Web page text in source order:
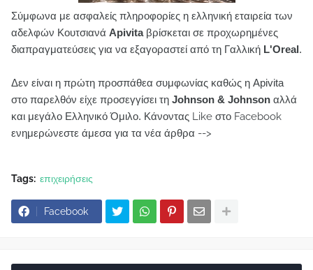
Σύμφωνα με ασφαλείς πληροφορίες η ελληνική εταιρεία των
αδελφών Κουτσιανά Apivitaβρίσκεται σε προχωρημένες
διαπραγματεύσεις για να εξαγοραστεί από τη Γαλλική L'Oreal.
Δεν είναι η πρώτη προσπάθεα συμφωνίας καθώς η Apivita
στο παρελθόν είχε προσεγγίσει τη Johnson & Johnson αλλά
και μεγάλο Ελληνικό Όμιλο. Κάνοντας Like στο Facebook
ενημερώνεστε άμεσα για τα νέα άρθρα -->
Tags: επιχειρήσεις
Facebook